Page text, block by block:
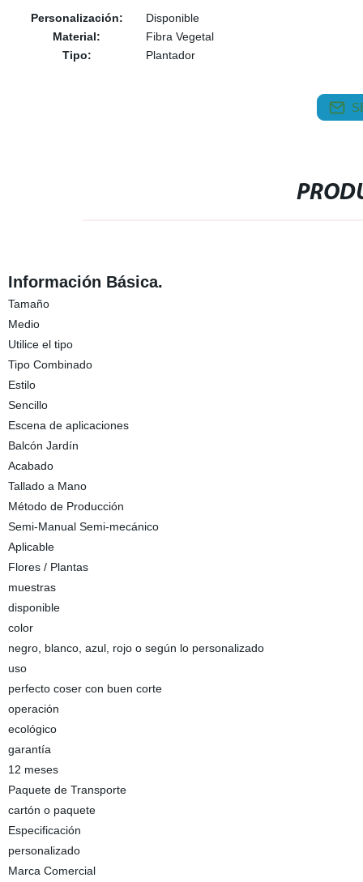
Personalización:
Disponible
Material:
Fibra Vegetal
Tipo:
Plantador
Información Básica.
Tamaño
Medio
Utilice el tipo
Tipo Combinado
Estilo
Sencillo
Escena de aplicaciones
Balcón Jardín
Acabado
Tallado a Mano
Método de Producción
Semi-Manual Semi-mecánico
Aplicable
Flores / Plantas
muestras
disponible
color
negro, blanco, azul, rojo o según lo personalizado
uso
perfecto coser con buen corte
operación
ecológico
garantía
12 meses
Paquete de Transporte
cartón o paquete
Especificación
personalizado
Marca Comercial